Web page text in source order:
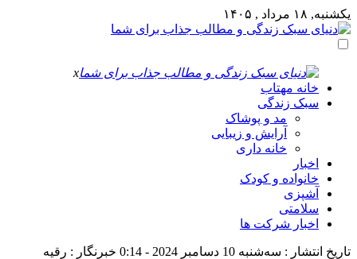
یکشنبه, ۱۸ مرداد , ۱۴۰۵
x
خانه مهتاب
سبک زندگی
مد و پوشاک
آرایش و زیبایی
خانه داری
اخبار
خانواده و کودک
آشپزی
سلامتی
اخبار شرکت ها
تاریخ انتشار : سه‌شنبه 10 دسامبر 2024 - 0:14
خبرنگار : رقیه